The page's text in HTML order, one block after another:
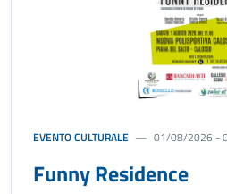
EVENTO CULTURALE 01/08/2026 -
Funny Residence